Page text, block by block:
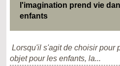
l'imagination prend vie
enfants
Lorsqu'il s'agit de choisir pour
objet pour les enfants, la...